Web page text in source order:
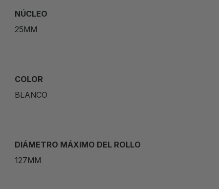
NÚCLEO
25MM
COLOR
BLANCO
DIÁMETRO MÁXIMO DEL ROLLO
127MM